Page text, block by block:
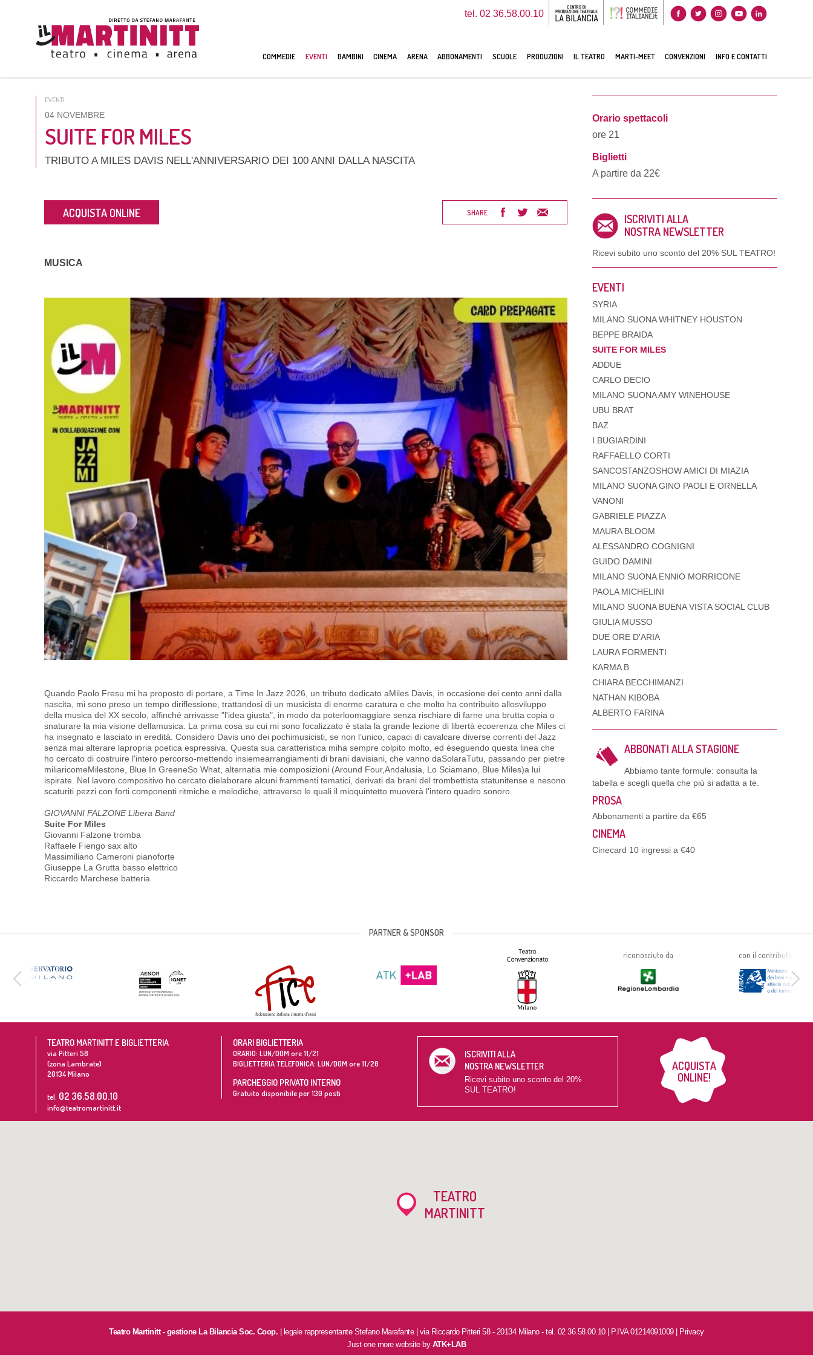
tel. 02 36.58.00.10
COMMEDIE EVENTI BAMBINI CINEMA ARENA ABBONAMENTI SCUOLE PRODUZIONI IL TEATRO MARTI-MEET CONVENZIONI INFO E CONTATTI
EVENTI
04 NOVEMBRE
SUITE FOR MILES
TRIBUTO A MILES DAVIS NELL'ANNIVERSARIO DEI 100 ANNI DALLA NASCITA
ACQUISTA ONLINE SHARE
MUSICA
Quando Paolo Fresu mi ha proposto di portare, a Time In Jazz 2026, un tributo dedicato aMiles Davis, in occasione dei cento anni dalla
nascita, mi sono preso un tempo diriflessione, trattandosi di un musicista di enorme caratura e che molto ha contribuito allosviluppo
della musica del XX secolo, affinché arrivasse "l'idea giusta", in modo da poterloomaggiare senza rischiare di farne una brutta copia o
snaturare la mia visione dellamusica. La prima cosa su cui mi sono focalizzato è stata la grande lezione di libertà ecoerenza che Miles ci
ha insegnato e lasciato in eredità. Considero Davis uno dei pochimusicisti, se non l’unico, capaci di cavalcare diverse correnti del Jazz
senza mai alterare lapropria poetica espressiva. Questa sua caratteristica miha sempre colpito molto, ed èseguendo questa linea che
ho cercato di costruire l'intero percorso-mettendo insiemearrangiamenti di brani davisiani, che vanno daSolaraTutu, passando per pietre
miliaricomeMilestone, Blue In GreeneSo What, alternatia mie composizioni (Around Four,Andalusia, Lo Sciamano, Blue Miles)a lui
ispirate. Nel lavoro compositivo ho cercato dielaborare alcuni frammenti tematici, derivati da brani del trombettista statunitense e nesono
scaturiti pezzi con forti componenti ritmiche e melodiche, attraverso le quali il mioquintetto muoverà l'intero quadro sonoro.
GIOVANNI FALZONE Libera Band
Suite For Miles
Giovanni Falzone tromba
Raffaele Fiengo sax alto
Massimiliano Cameroni pianoforte
Giuseppe La Grutta basso elettrico
Riccardo Marchese batteria
Orario spettacoli
ore 21
Biglietti
A partire da 22€
ISCRIVITI ALLA
NOSTRA NEWSLETTER
Ricevi subito uno sconto del 20% SUL TEATRO!
EVENTI
SYRIA
MILANO SUONA WHITNEY HOUSTON
BEPPE BRAIDA
SUITE FOR MILES
ADDUE
CARLO DECIO
MILANO SUONA AMY WINEHOUSE
UBU BRAT
BAZ
I BUGIARDINI
RAFFAELLO CORTI
SANCOSTANZOSHOW AMICI DI MIAZIA
MILANO SUONA GINO PAOLI E ORNELLA
VANONI
GABRIELE PIAZZA
MAURA BLOOM
ALESSANDRO COGNIGNI
GUIDO DAMINI
MILANO SUONA ENNIO MORRICONE
PAOLA MICHELINI
MILANO SUONA BUENA VISTA SOCIAL CLUB
GIULIA MUSSO
DUE ORE D'ARIA
LAURA FORMENTI
KARMA B
CHIARA BECCHIMANZI
NATHAN KIBOBA
ALBERTO FARINA
ABBONATI ALLA STAGIONE
Abbiamo tante formule: consulta la
tabella e scegli quella che più si adatta a te.
PROSA
Abbonamenti a partire da €65
CINEMA
Cinecard 10 ingressi a €40
PARTNER & SPONSOR
riconosciuto da con il contributo di
TEATRO MARTINITT E BIGLIETTERIA
via Pitteri 58
(zona Lambrate)
20134Milano
tel. 02 36.58.00.10
info@teatromartinitt.it
ORARI BIGLIETTERIA
ORARIO: LUN/DOM ore 11/21
BIGLIETTERIA TELEFONICA: LUN/DOM ore 11/20
PARCHEGGIO PRIVATO INTERNO
Gratuito disponibile per 130 posti
ISCRIVITI ALLA
NOSTRA NEWSLETTER
Ricevi subito uno sconto del 20%
SUL TEATRO!
ACQUISTA
ONLINE!
TEATRO
MARTINITT
Teatro Martinitt - gestione La Bilancia Soc. Coop. | legale rappresentante Stefano Marafante | via Riccardo Pitteri 58 - 20134 Milano - tel. 02 36.58.00.10 | P.IVA 01214091009 |
Privacy
Just one more website by ATK+LAB